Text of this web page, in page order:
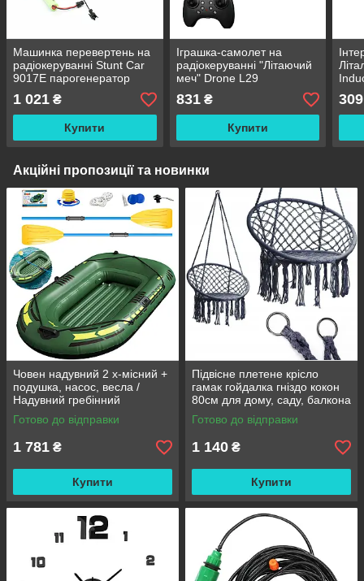
Машинка перевертень на
радіокеруванні Stunt Car
9017E парогенератор
1 021 ₴
Купити
Іграшка-самолет на
радіокеруванні "Літаючий
меч" Drone L29
831₴
Купити
309
Акційні пропозиції та новинки
Човен надувний 2 х-місний +
подушка, насос, весла /
Надувний гребінний
двомісний гумовий човен
180/98см
Готово до відправки
1 781 ₴
Купити
Підвісне плетене крісло
гамак гойдалка гніздо кокон
80см для дому, саду, балкона
та тераси
Готово до відправки
1 140 ₴
Купити